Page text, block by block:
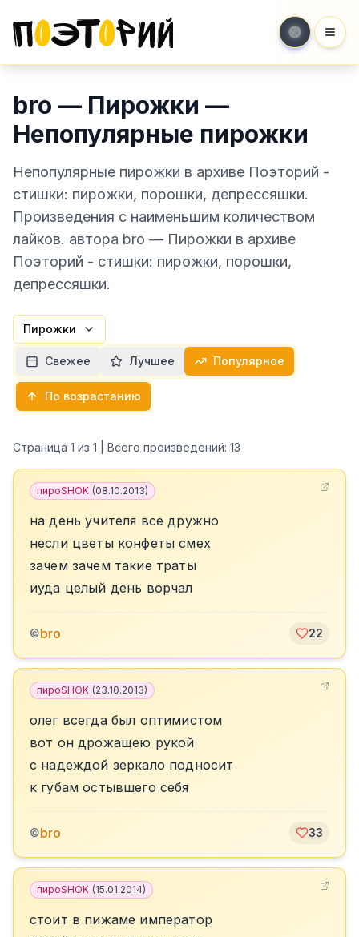
bro — Пирожки —
Непопулярные пирожки
Непопулярные пирожки в архиве Поэторий -
стишки: пирожки, порошки, депрессяшки.
Произведения с наименьшим количеством
лайков. автора bro — Пирожки в архиве
Поэторий - стишки: пирожки, порошки,
депрессяшки.
Пирожки
Свежее Лучшее Популярное
По возрастанию
Страница 1 из 1 | Всего произведений: 13
пироSHOK (08.10.2013)
на день учителя все дружно
несли цветы конфеты смех
зачем зачем такие траты
иуда целый день ворчал
©bro 22
пироSHOK (23.10.2013)
олег всегда был оптимистом
вот он дрожащею рукой
c надеждой зеркало подносит
к губам остывшего себя
©bro 33
пироSHOK (15.01.2014)
стоит в пижаме император